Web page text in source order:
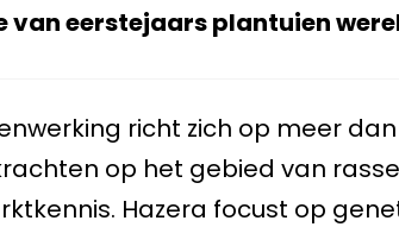
eerstejaars plantuien
richt zich op meer
op het gebied van
Hazera focust op